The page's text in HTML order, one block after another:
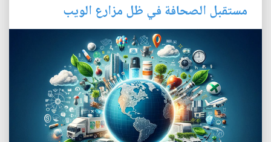
مستقبل الصحافة في ظل مزارع الويب